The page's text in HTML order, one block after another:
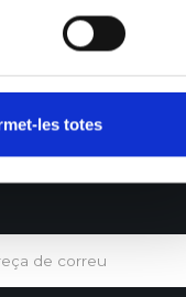
les totes